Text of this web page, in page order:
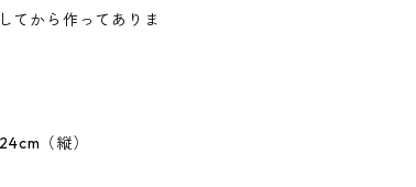
てから作ってありま
（縦）